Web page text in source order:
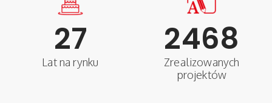
27
Lat na rynku
2468
Zrealizowanych
projektów